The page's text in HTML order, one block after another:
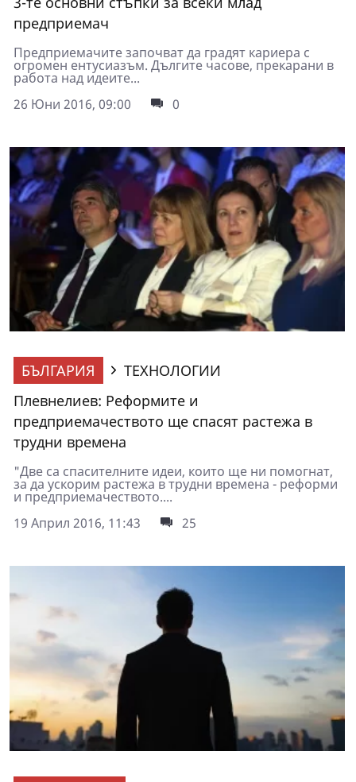
предприемач
Предприемачите започват да градят кариера с
огромен ентусиазъм. Дългите часове, прекарани в
работа над идеите...
26 Юни 2016, 09:00
0
БЪЛГАРИЯ
ТЕХНОЛОГИИ
Плевнелиев: Реформите и
предприемачеството ще спасят растежа в
трудни времена
"Две са спасителните идеи, които ще ни помогнат,
за да ускорим растежа в трудни времена - реформи
и предприемачеството....
19 Април 2016, 11:43
25